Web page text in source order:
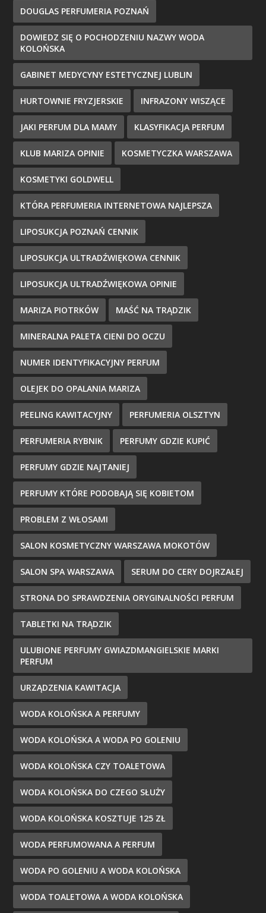
DOUGLAS PERFUMERIA POZNAŃ
DOWIEDZ SIĘ O POCHODZENIU NAZWY WODA
KOLOŃSKA
GABINET MEDYCYNY ESTETYCZNEJ LUBLIN
HURTOWNIE FRYZJERSKIE INFRAZONY WISZĄCE
JAKI PERFUM DLA MAMY KLASYFIKACJA PERFUM
KLUB MARIZA OPINIE KOSMETYCZKA WARSZAWA
KOSMETYKI GOLDWELL
KTÓRA PERFUMERIA INTERNETOWA NAJLEPSZA
LIPOSUKCJA POZNAŃ CENNIK
LIPOSUKCJA ULTRADŹWIĘKOWA CENNIK
LIPOSUKCJA ULTRADŹWIĘKOWA OPINIE
MARIZA PIOTRKÓW MAŚĆ NA TRĄDZIK
MINERALNA PALETA CIENI DO OCZU
NUMER IDENTYFIKACYJNY PERFUM
OLEJEK DO OPALANIA MARIZA
PEELING KAWITACYJNY PERFUMERIA OLSZTYN
PERFUMERIA RYBNIK PERFUMY GDZIE KUPIĆ
PERFUMY GDZIE NAJTANIEJ
PERFUMY KTÓRE PODOBAJĄ SIĘ KOBIETOM
PROBLEM Z WŁOSAMI
SALON KOSMETYCZNY WARSZAWA MOKOTÓW
SALON SPA WARSZAWA SERUM DO CERY DOJRZAŁEJ
STRONA DO SPRAWDZENIA ORYGINALNOŚCI PERFUM
TABLETKI NA TRĄDZIK
ULUBIONE PERFUMY GWIAZDMANGIELSKIE MARKI
PERFUM
URZĄDZENIA KAWITACJA
WODA KOLOŃSKA A PERFUMY
WODA KOLOŃSKA A WODA PO GOLENIU
WODA KOLOŃSKA CZY TOALETOWA
WODA KOLOŃSKA DO CZEGO SŁUŻY
WODA KOLOŃSKA KOSZTUJE 125 ZŁ
WODA PERFUMOWANA A PERFUM
WODA PO GOLENIU A WODA KOLOŃSKA
WODA TOALETOWA A WODA KOLOŃSKA